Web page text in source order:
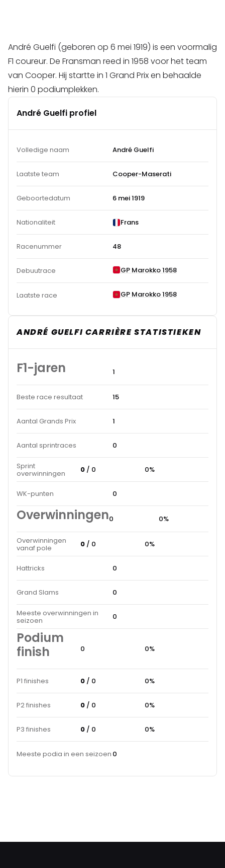
André Guelfi (geboren op 6 mei 1919) is een voormalig
F1 coureur. De Fransman reed in 1958 voor het team
van Cooper. Hij startte in 1 Grand Prix en behaalde
hierin 0 podiumplekken.
André Guelfi profiel
Volledige naam André Guelfi
Laatste team Cooper-Maserati
Geboortedatum 6 mei 1919
Nationaliteit Frans
Racenummer 48
Debuutrace GP Marokko 1958
Laatste race GP Marokko 1958
ANDRÉ GUELFI CARRIÈRE STATISTIEKEN
F1-jaren 1
Beste race resultaat 15
Aantal Grands Prix 1
Aantal sprintraces 0
Sprint
overwinningen 0 / 0 0%
WK-punten 0
Overwinningen0 0%
Overwinningen
vanaf pole 0 / 0 0%
Hattricks 0
Grand Slams 0
Meeste overwinningen in
seizoen 0
Podium
finish
0 0%
P1 finishes 0 / 0 0%
P2 finishes 0 / 0 0%
P3 finishes 0 / 0 0%
Meeste podia in een seizoen 0